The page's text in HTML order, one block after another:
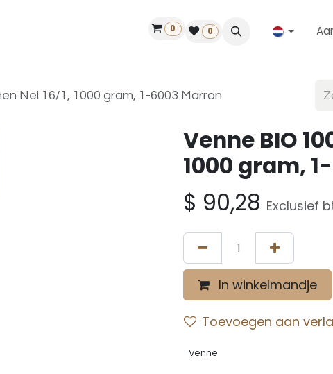
Vind een dealer
0 0
Nel 16/1, 1000 gram, 1-6003 Marron
Venne BIO
1000 gram,
$ 90,28 Exclusief
In winkelmandje
Toevoegen aan
Venne